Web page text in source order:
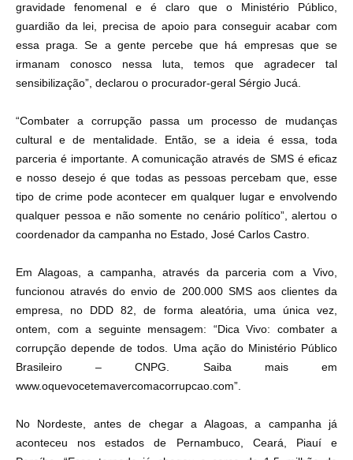
gravidade fenomenal e é claro que o Ministério Público,
guardião da lei, precisa de apoio para conseguir acabar com
essa praga. Se a gente percebe que há empresas que se
irmanam conosco nessa luta, temos que agradecer tal
sensibilização”, declarou o procurador-geral Sérgio Jucá.
“Combater a corrupção passa um processo de mudanças
cultural e de mentalidade. Então, se a ideia é essa, toda
parceria é importante. A comunicação através de SMS é eficaz
e nosso desejo é que todas as pessoas percebam que, esse
tipo de crime pode acontecer em qualquer lugar e envolvendo
qualquer pessoa e não somente no cenário político”, alertou o
coordenador da campanha no Estado, José Carlos Castro.
Em Alagoas, a campanha, através da parceria com a Vivo,
funcionou através do envio de 200.000 SMS aos clientes da
empresa, no DDD 82, de forma aleatória, uma única vez,
ontem, com a seguinte mensagem: “Dica Vivo: combater a
corrupção depende de todos. Uma ação do Ministério Público
Brasileiro – CNPG. Saiba mais em
www.oquevocetemavercomacorrupcao.com”.
No Nordeste, antes de chegar a Alagoas, a campanha já
aconteceu nos estados de Pernambuco, Ceará, Piauí e